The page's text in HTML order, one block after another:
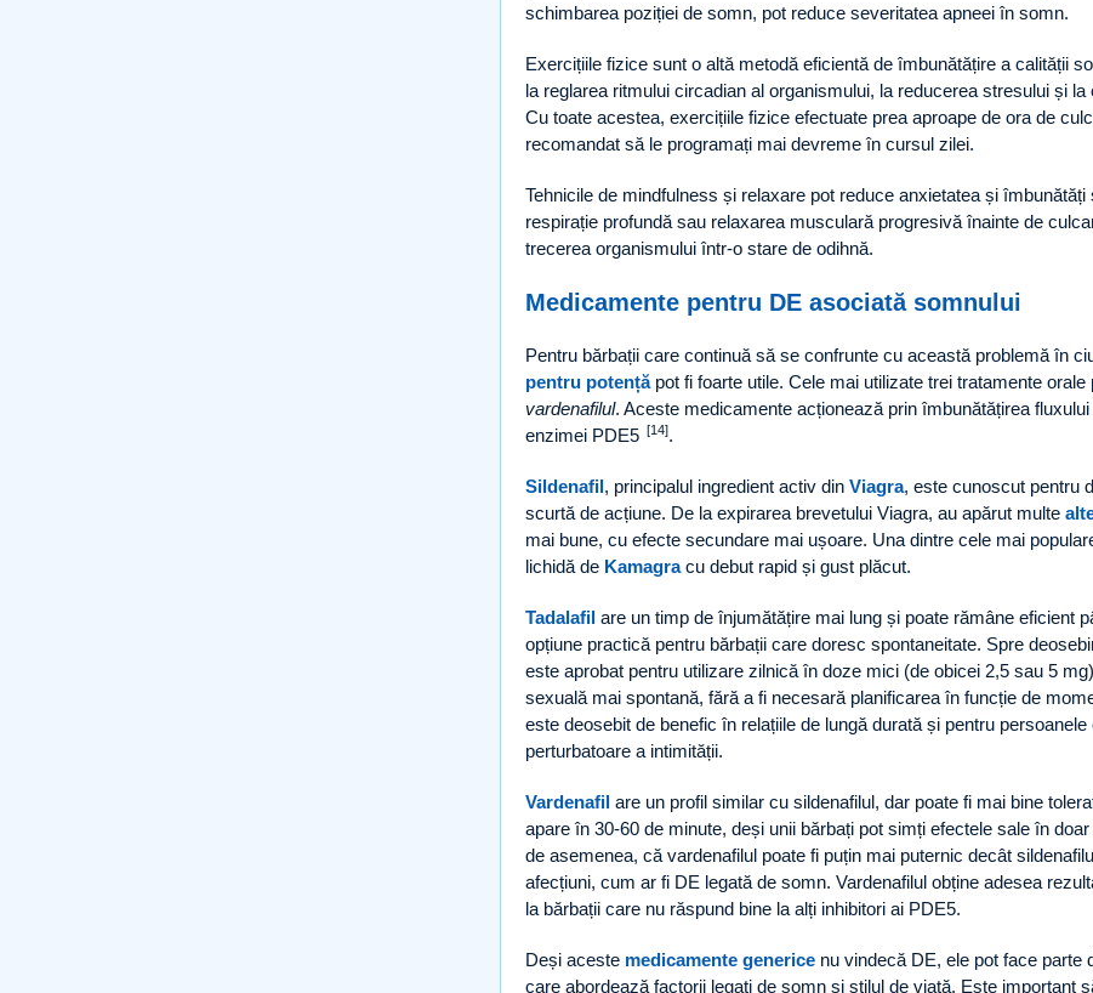
schimbarea poziției de somn, pot reduce severitatea apneei în somn.
Exercițiile fizice sunt o altă metodă eficientă de îmbunătățire a calității
la reglarea ritmului circadian al organismului, la reducerea stresului și
Cu toate acestea, exercițiile fizice efectuate prea aproape de ora de
recomandat să le programați mai devreme în cursul zilei.
Tehnicile de mindfulness și relaxare pot reduce anxietatea și
respirație profundă sau relaxarea musculară progresivă înainte de
trecerea organismului într-o stare de odihnă.
Medicamente pentru DE asociată somnului
Pentru bărbații care continuă să se confrunte cu această problemă în
pentru potențăpot fi foarte utile. Cele mai utilizate trei tratamente orale
vardenafilul. Aceste medicamente acționează prin îmbunătățirea
enzimei PDE5 [14].
Sildenafil, principalul ingredient activ din Viagra, este cunoscut pentru
scurtă de acțiune. De la expirarea brevetului Viagra, au apărut multe
mai bune, cu efecte secundare mai ușoare. Una dintre cele mai
lichidă de Kamagracu debut rapid și gust plăcut.
Tadalafil are un timp de înjumătățire mai lung și poate rămâne eficient
opțiune practică pentru bărbații care doresc spontaneitate. Spre
este aprobat pentru utilizare zilnică în doze mici (de obicei 2,5 sau 5
sexuală mai spontană, fără a fi necesară planificarea în funcție de
este deosebit de benefic în relațiile de lungă durată și pentru
perturbatoare a intimității.
Vardenafil are un profil similar cu sildenafilul, dar poate fi mai bine
apare în 30-60 de minute, deși unii bărbați pot simți efectele sale în
de asemenea, că vardenafilul poate fi puțin mai puternic decât
afecțiuni, cum ar fi DE legată de somn. Vardenafilul obține adesea
la bărbații care nu răspund bine la alți inhibitori ai PDE5.
Deși aceste medicamente generice nu vindecă DE, ele pot face parte
care abordează factorii legați de somn și stilul de viață. Este important